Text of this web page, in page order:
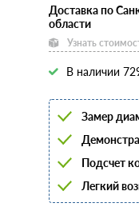
Доставка по
области
Узнать
В наличии
Замер
Подсчет
Легкий